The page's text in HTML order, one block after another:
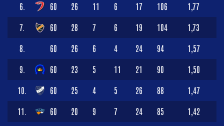
6. 60 26 11 6 17 106 1,77
7. 60 28 7 6 19 104 1,73
8. 60 26 6 4 24 94 1,57
9. 60 23 5 11 21 90 1,50
10. 60 25 4 5 26 88 1,47
11. 60 20 9 7 24 85 1,42